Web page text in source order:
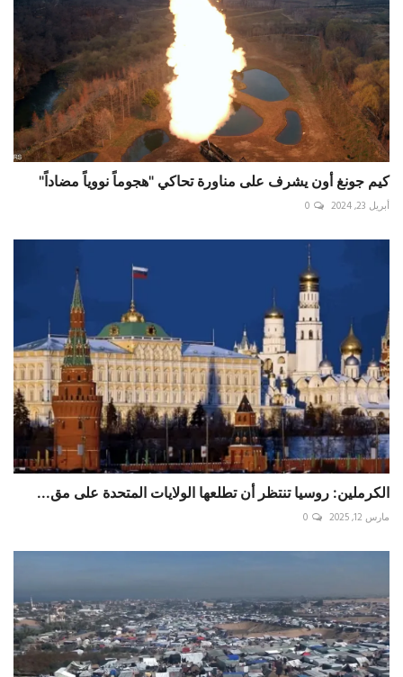
كيم جونغ أون يشرف على مناورة تحاكي "هجوماً نووياً مضاداً"
أبريل 23, 2024 0
الكرملين: روسيا تنتظر أن تطلعها الولايات المتحدة على مق...
مارس 12, 2025 0